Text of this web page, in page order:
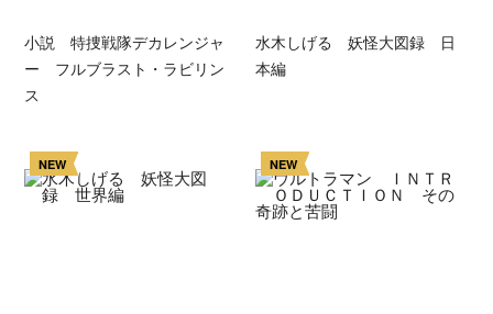
小説 特捜戦隊デカレンジャ
ー フルブラスト・ラビリン
ス
水木しげる 妖怪大図録 日
本編
NEW NEW